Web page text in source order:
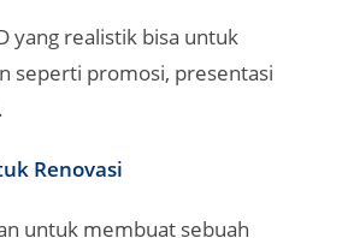
yang realistik bisa untuk
seperti promosi, presentasi
Renovasi
untuk membuat sebuah